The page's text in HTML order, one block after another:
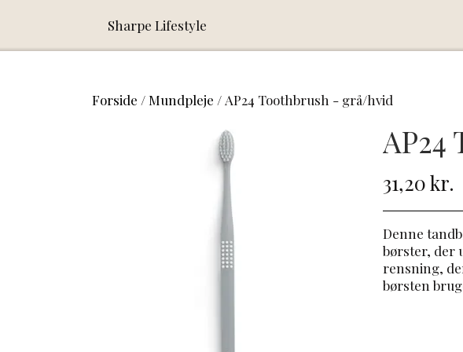
Sharpe Lifestyle
Forside Mundpleje AP24 Toothbrush - grå/hvid
31,20 kr.
Denne
børster, der
rensning,
børsten